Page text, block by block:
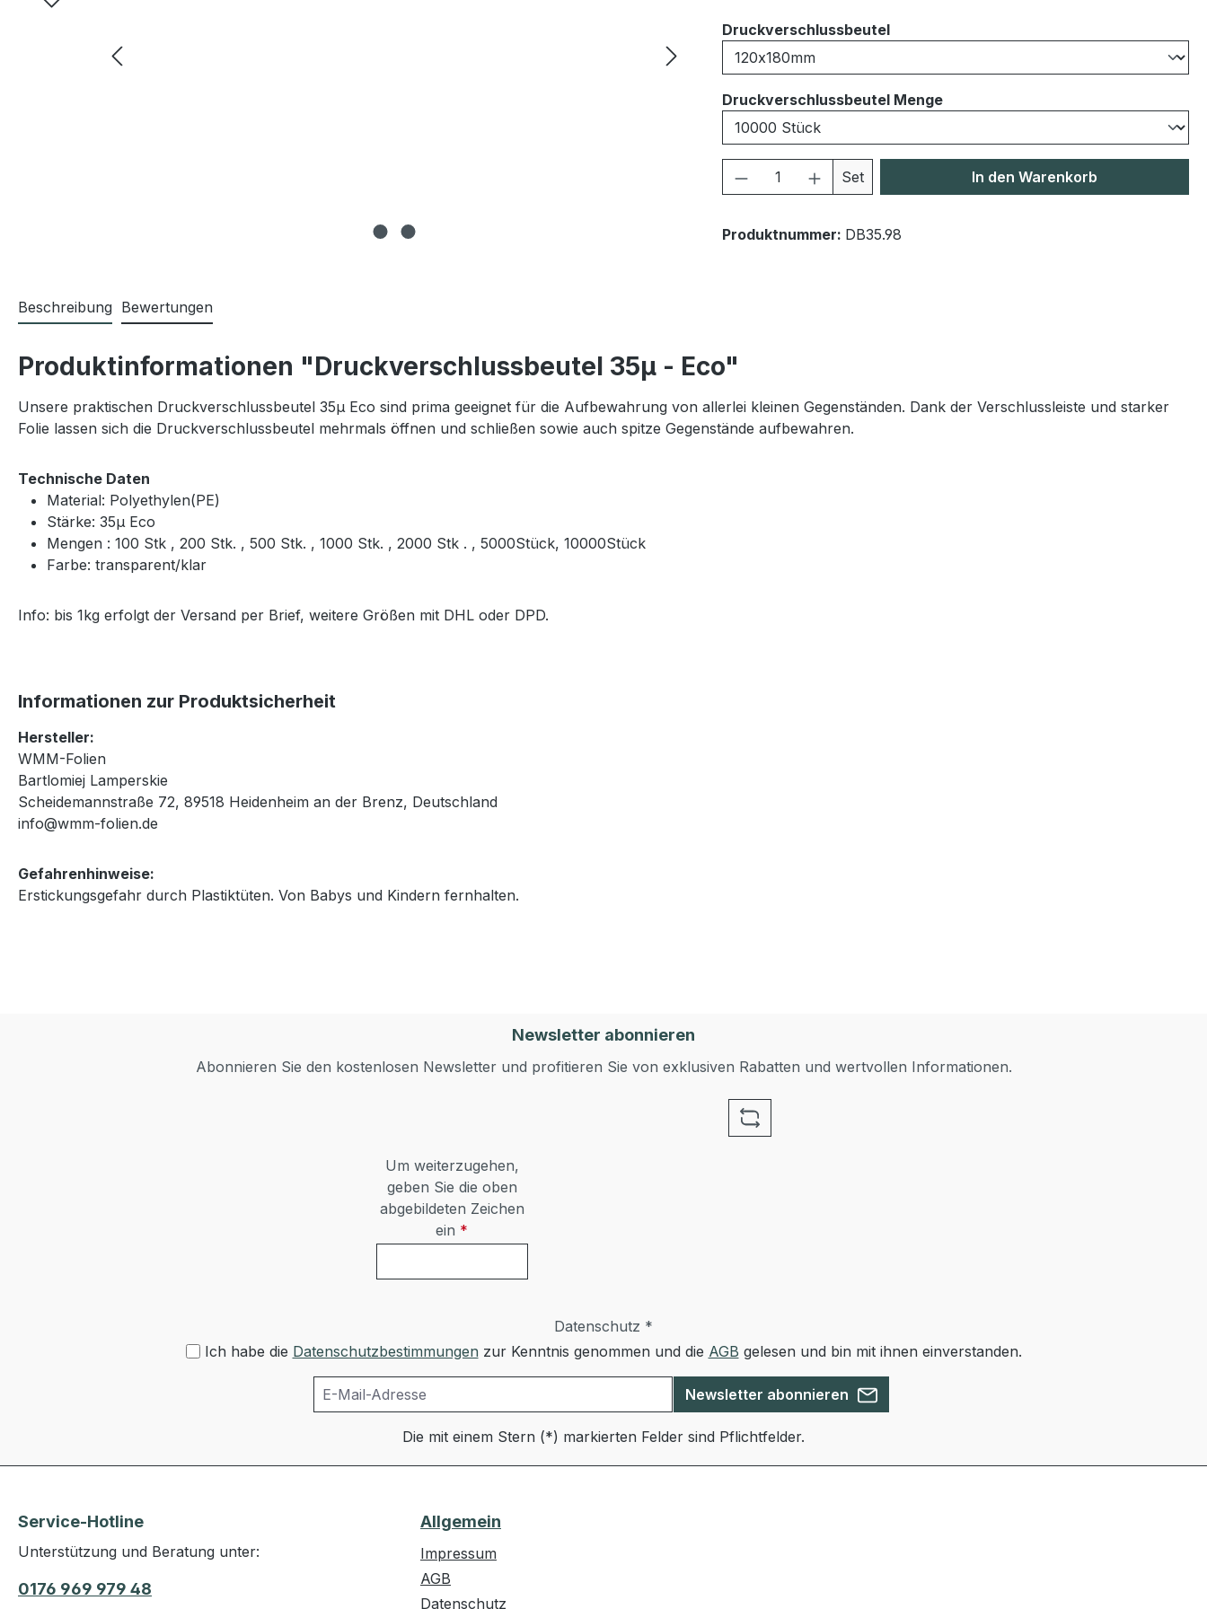
Druckverschlussbeutelauswählen
Druckverschlussbeutel Mengeauswählen
Produkt Anzahl: Gib den gewünschten Wert
Set In den Warenkorb
Produktnummer: DB35.98
Beschreibung Bewertungen
Produktinformationen "Druckverschlussbeutel 35μ - Eco"
Unsere praktischen Druckverschlussbeutel 35μ Eco sind prima geeignet für die Aufbewahrung von allerlei kleinen Gegenständen. Dank der Verschlussleiste und starker
Folie lassen sich die Druckverschlussbeutel mehrmals öffnen und schließen sowie auch spitze Gegenstände aufbewahren.
Technische Daten
Material: Polyethylen(PE)
Stärke: 35μ Eco
Mengen : 100 Stk , 200 Stk. , 500 Stk. , 1000 Stk. , 2000 Stk . , 5000Stück, 10000Stück
Farbe: transparent/klar
Info: bis 1kg erfolgt der Versand per Brief, weitere Größen mit DHL oder DPD.
Informationen zur Produktsicherheit
Hersteller:
WMM-Folien
Bartlomiej Lamperskie
Scheidemannstraße 72, 89518 Heidenheim an der Brenz, Deutschland
info@wmm-folien.de
Gefahrenhinweise:
Erstickungsgefahr durch Plastiktüten. Von Babys und Kindern fernhalten.
Newsletter abonnieren
Abonnieren Sie den kostenlosen Newsletter und profitieren Sie von exklusiven Rabatten und wertvollen Informationen.
Um weiterzugehen,
geben Sie die oben
abgebildeten Zeichen
ein *
Datenschutz *
Ich habe die Datenschutzbestimmungen zur Kenntnis genommen und die AGB gelesen und bin mit ihnen einverstanden.
Newsletter abonnieren
Die mit einem Stern (*) markierten Felder sind Pflichtfelder.
Service-Hotline
Unterstützung und Beratung unter:
0176 969 979 48
Allgemein
Impressum
AGB
Datenschutz